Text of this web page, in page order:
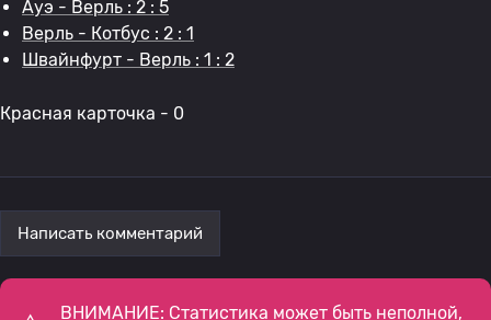
Ауэ - Верль : 2 : 5
Верль - Котбус : 2 : 1
Швайнфурт - Верль : 1 : 2
Красная карточка - 0
Написать комментарий
ВНИМАНИЕ: Статистика может быть неполной,